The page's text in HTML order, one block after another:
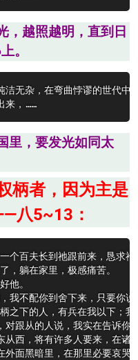
，越照越明，直到日
。
洁无杂，在弯曲悖谬的世代中
来，……
里，要发光如同太
柄者，因为主是
八5~13：
个百夫长到祂跟前来，恳求祂
，躺在家里，极感痛苦。
他。
我不配你到舍下来，只要你
之下的人，有兵在我以下；
对跟从的人说，我实在告诉你
从西，将有许多人要来，在诸
外面黑暗里，在那里必要哀哭